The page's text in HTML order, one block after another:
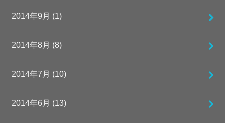
2014年9月 (1)
2014年8月 (8)
2014年7月 (10)
2014年6月 (13)